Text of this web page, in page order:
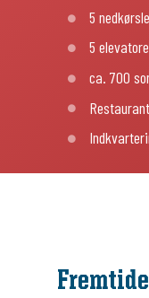
5
5
ca. 700